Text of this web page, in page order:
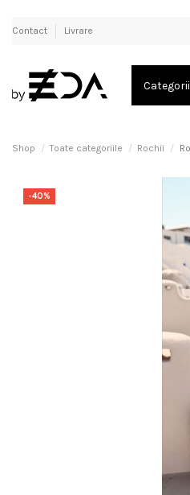
Contact Livrare
Categorii
Shop Toate categoriile Rochii
-40%